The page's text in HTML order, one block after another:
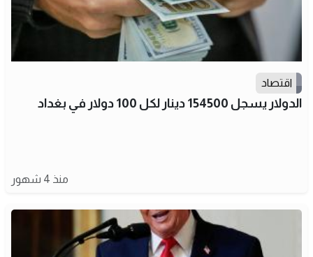
اقتصاد
الدولار يسجل 154500 دينار لكل 100 دولار في بغداد
منذ 4 شهور